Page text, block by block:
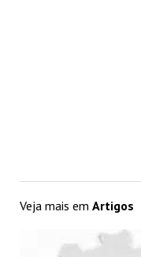
Veja mais em Artigos